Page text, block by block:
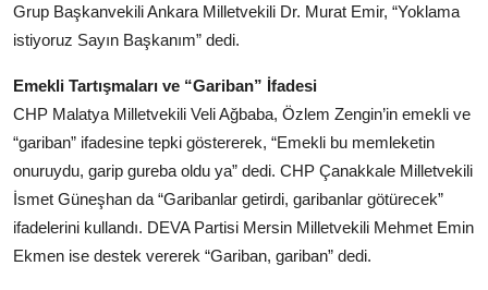
Grup Başkanvekili Ankara Milletvekili Dr. Murat Emir, “Yoklama
istiyoruz Sayın Başkanım” dedi.
Emekli Tartışmaları ve “Gariban” İfadesi
CHP Malatya Milletvekili Veli Ağbaba, Özlem Zengin’in emekli ve
“gariban” ifadesine tepki göstererek, “Emekli bu memleketin
onuruydu, garip gureba oldu ya” dedi. CHP Çanakkale Milletvekili
İsmet Güneşhan da “Garibanlar getirdi, garibanlar götürecek”
ifadelerini kullandı. DEVA Partisi Mersin Milletvekili Mehmet Emin
Ekmen ise destek vererek “Gariban, gariban” dedi.